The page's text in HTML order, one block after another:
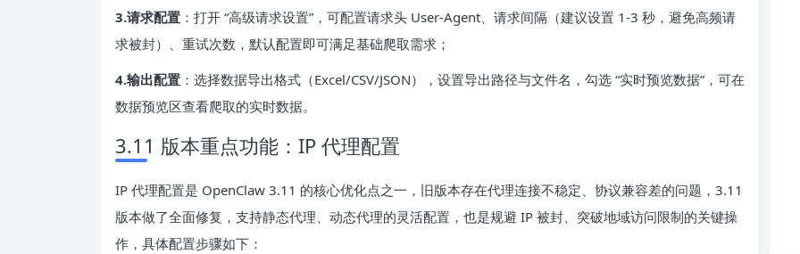
3.请求配置 ：打开 “高级请求设置”，可配置请求头 User-Agent、请求间隔（建议设置 1-3 秒，避免高频请
求被封）、重试次数，默认配置即可满足基础爬取需求；
4.输出配置 ：选择数据导出格式（Excel/CSV/JSON），设置导出路径与文件名，勾选 “实时预览数据”，可在
数据预览区查看爬取的实时数据。
3.11 版本重点功能：IP 代理配置
IP 代理配置是 OpenClaw 3.11 的核心优化点之一，旧版本存在代理连接不稳定、协议兼容差的问题，3.11
版本做了全面修复，支持静态代理、动态代理的灵活配置，也是规避 IP 被封、突破地域访问限制的关键操
作，具体配置步骤如下：